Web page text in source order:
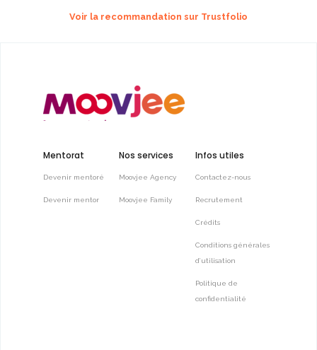
Voir la recommandation sur Trustfolio
Mentorat
Devenir mentoré
Devenir mentor
Nos services
Moovjee Agency
Moovjee Family
Infos utiles
Contactez-nous
Recrutement
Crédits
Conditions générales
d’utilisation
Politique de
confidentialité